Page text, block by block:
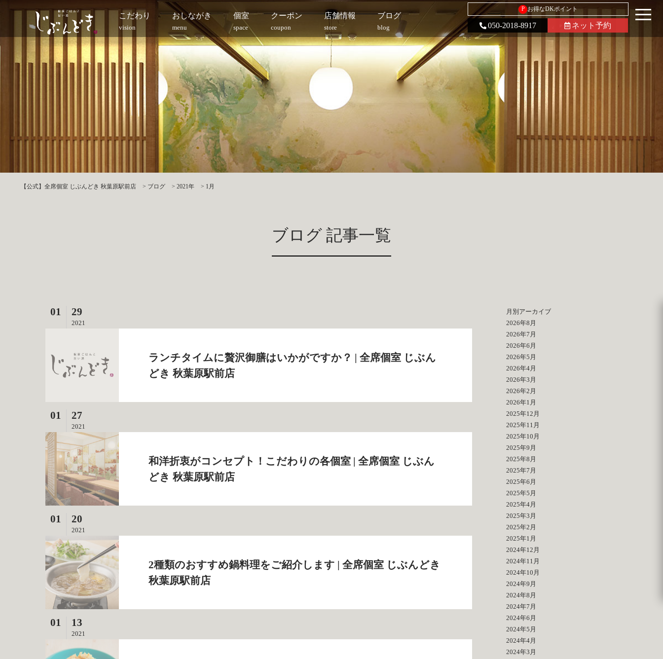
こだわり
vision
おしながき
menu
個室
space
クーポン
coupon
店舗情報
store
ブログ
blog
P お得なDKポイント
050-2018-8917 ネット予約
【公式】全席個室 じぶんどき 秋葉原駅前店 > ブログ > 2021年 > 1月
ブログ 記事一覧
01 29
2021
ランチタイムに贅沢御膳はいかがですか？ | 全席個室 じぶん
どき 秋葉原駅前店
01 27
2021
和洋折衷がコンセプト！こだわりの各個室 | 全席個室 じぶん
どき 秋葉原駅前店
01 20
2021
2種類のおすすめ鍋料理をご紹介します | 全席個室 じぶんどき
秋葉原駅前店
01 13
2021
月別アーカイブ
2026年8月
2026年7月
2026年6月
2026年5月
2026年4月
2026年3月
2026年2月
2026年1月
2025年12月
2025年11月
2025年10月
2025年9月
2025年8月
2025年7月
2025年6月
2025年5月
2025年4月
2025年3月
2025年2月
2025年1月
2024年12月
2024年11月
2024年10月
2024年9月
2024年8月
2024年7月
2024年6月
2024年5月
2024年4月
2024年3月